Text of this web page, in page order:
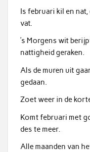
Is februari kil en
vat.
’s Morgens wit
nattigheid geraken.
Als de muren uit
gedaan.
Zoet weer in de
Komt februari met
des te meer.
Alle maanden van